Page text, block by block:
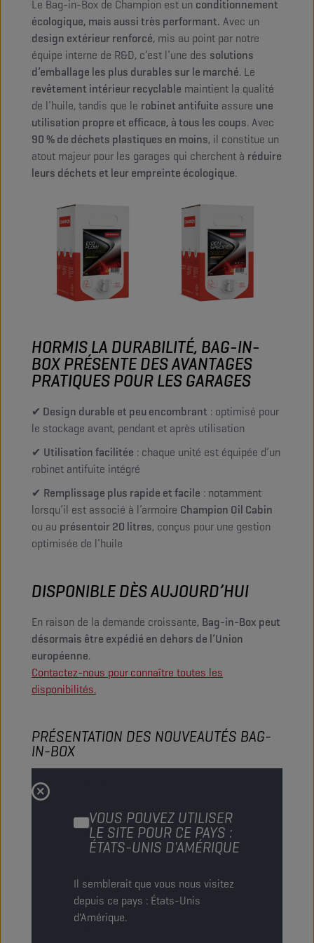
VOUS POUVEZ UTILISER
LE SITE POUR CE PAYS :
ÉTATS-UNIS D'AMÉRIQUE
Il semblerait que vous nous visitez
depuis ce pays : États-Unis
d'Amérique.
Le Bag-in-Box de Champion est un conditionnement
écologique, mais aussi très performant. Avec un
design extérieur renforcé, mis au point par notre
équipe interne de R&D, c’est l’une des solutions
d’emballage les plus durables sur le marché. Le
revêtement intérieur recyclable maintient la qualité
de l’huile, tandis que le robinet antifuite assure une
utilisation propre et efficace, à tous les coups. Avec
90 % de déchets plastiques en moins, il constitue un
atout majeur pour les garages qui cherchent à réduire
leurs déchets et leur empreinte écologique.
HORMIS LA DURABILITÉ, BAG-IN-
BOX PRÉSENTE DES AVANTAGES
PRATIQUES POUR LES GARAGES
✔ Design durable et peu encombrant : optimisé pour
le stockage avant, pendant et après utilisation
✔ Utilisation facilitée : chaque unité est équipée d’un
robinet antifuite intégré
✔ Remplissage plus rapide et facile : notamment
lorsqu’il est associé à l’armoire Champion Oil Cabin
ou au présentoir 20 litres, conçus pour une gestion
optimisée de l’huile
DISPONIBLE DÈS AUJOURD’HUI
En raison de la demande croissante, Bag-in-Box peut
désormais être expédié en dehors de l’Union
européenne.
Contactez-nous pourconnaître toutes les
disponibilités.
PRÉSENTATION DES NOUVEAUTÉS BAG-
IN-BOX
2202 - BIB 20L
ZF
2209 - BIB 20L- 1053751 - LIFE EXTENSION
75W90 GL 5
2218 - BIB 20L- 1053752 - ECO FLOW 75W
PREMIUM